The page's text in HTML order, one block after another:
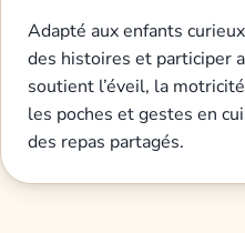
Adapté aux enfants
des histoires et participer
soutient l’éveil, la
les poches et gestes en
des repas partagés.